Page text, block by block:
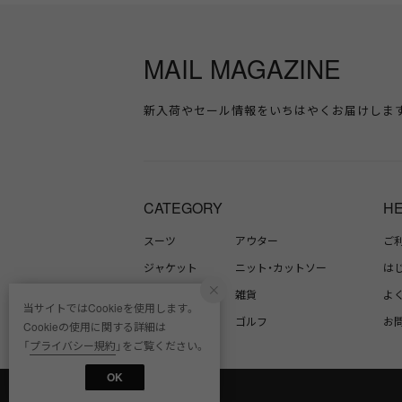
MAIL MAGAZINE
新入荷やセール情報をいちはやくお届けしま
CATEGORY
スーツ
ジャケット
パンツ
アウター
ニット・カットソー
雑貨
ゴルフ
ご
は
よ
お
当サイトではCookieを使用します。
Cookieの使用に関する詳細は
「プライバシー規約 」をご覧ください。
OK